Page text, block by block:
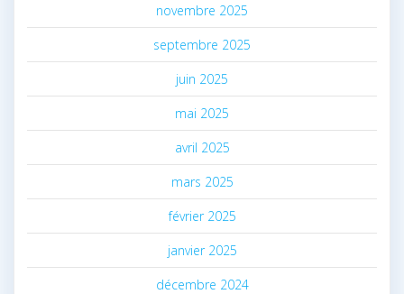
novembre 2025
septembre 2025
juin 2025
mai 2025
avril 2025
mars 2025
février 2025
janvier 2025
décembre 2024